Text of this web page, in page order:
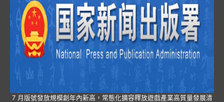
7 月版號發放規模創年內新高，常態化擴容釋放遊戲產業高質量發展清